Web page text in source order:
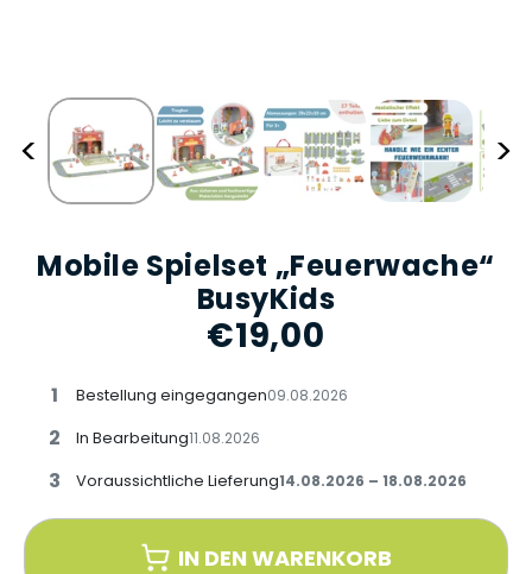
< >
Mobile Spielset „Feuerwache“
BusyKids
€19,00
1 Bestellung eingegangen09.08.2026
2 In Bearbeitung11.08.2026
3 Voraussichtliche Lieferung14.08.2026 – 18.08.2026
IN DEN WARENKORB